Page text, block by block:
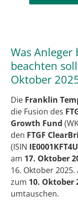
Was Anleger
beachten
Oktober
Die Franklin
die Fusion des
Growth Fund
den FTGF
(ISIN
am 17. Oktober
16. Oktober
zum 10. Oktober
umtauschen.